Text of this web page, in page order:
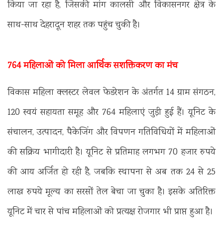
किया जा रहा है, जिसकी मांग कालसी और विकासनगर क्षेत्र के
साथ-साथ देहरादून शहर तक पहुंच चुकी है।
764 महिलाओं को मिला आर्थिक सशक्तिकरण का मंच
विकास महिला क्लस्टर लेवल फेडरेशन के अंतर्गत 14 ग्राम संगठन,
120 स्वयं सहायता समूह और 764 महिलाएं जुड़ी हुई हैं। यूनिट के
संचालन, उत्पादन, पैकेजिंग और विपणन गतिविधियों में महिलाओं
की सक्रिय भागीदारी है। यूनिट से प्रतिमाह लगभग 70 हजार रुपये
की आय अर्जित हो रही है, जबकि स्थापना से अब तक 24 से 25
लाख रुपये मूल्य का सरसों तेल बेचा जा चुका है। इसके अतिरिक्त
यूनिट में चार से पांच महिलाओं को प्रत्यक्ष रोजगार भी प्राप्त हुआ है।